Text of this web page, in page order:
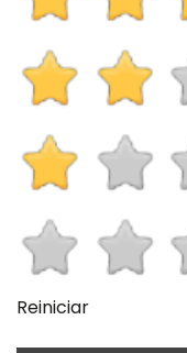
Reiniciar